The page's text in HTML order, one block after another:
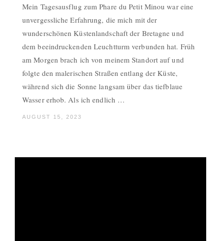
Mein Tagesausflug zum Phare du Petit Minou war eine
unvergessliche Erfahrung, die mich mit der
wunderschönen Küstenlandschaft der Bretagne und
dem beeindruckenden Leuchtturm verbunden hat. Früh
am Morgen brach ich von meinem Standort auf und
folgte den malerischen Straßen entlang der Küste,
während sich die Sonne langsam über das tiefblaue
Wasser erhob. Als ich endlich …
AUGUST 15, 2023